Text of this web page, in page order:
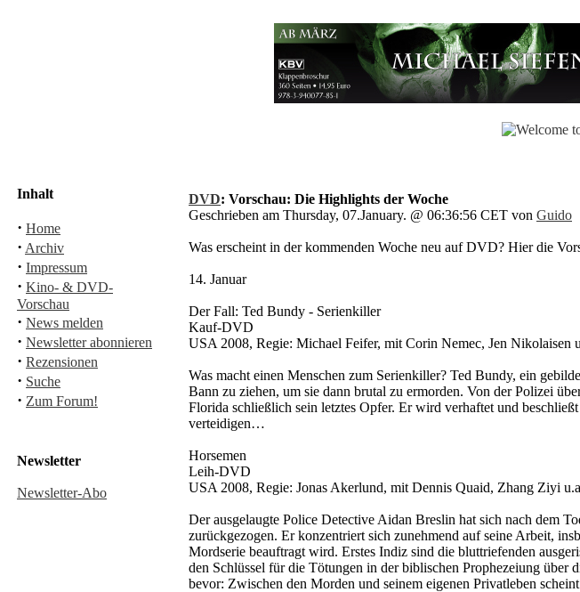
Inhalt
· Home
· Archiv
· Impressum
· Kino- & DVD-
Vorschau
· News melden
· Newsletter abonnieren
· Rezensionen
· Suche
· Zum Forum!
Newsletter
Newsletter-Abo
DVD: Vorschau: Die Highlights der Woche
Geschrieben am Thursday, 07.January. @ 06:36:56 CET von Guido
Was erscheint in der kommenden Woche neu auf DVD? Hier die
14. Januar
Der Fall: Ted Bundy - Serienkiller
Kauf-DVD
USA 2008, Regie: Michael Feifer, mit Corin Nemec, Jen Nikolaisen
Was macht einen Menschen zum Serienkiller? Ted Bundy, ein
Bann zu ziehen, um sie dann brutal zu ermorden. Von der Polizei
Florida schließlich sein letztes Opfer. Er wird verhaftet und
verteidigen…
Horsemen
Leih-DVD
USA 2008, Regie: Jonas Akerlund, mit Dennis Quaid, Zhang Ziyi
Der ausgelaugte Police Detective Aidan Breslin hat sich nach dem
zurückgezogen. Er konzentriert sich zunehmend auf seine Arbeit,
Mordserie beauftragt wird. Erstes Indiz sind die bluttriefenden
den Schlüssel für die Tötungen in der biblischen Prophezeiung
bevor: Zwischen den Morden und seinem eigenen Privatleben